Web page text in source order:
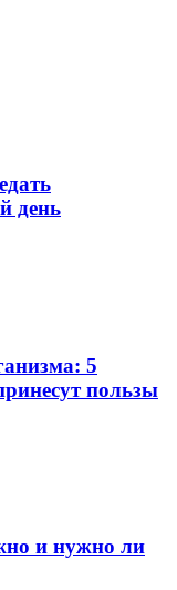
день
5
пользы
и нужно ли